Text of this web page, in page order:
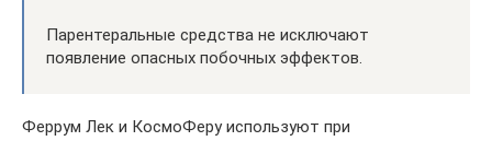
Парентеральные средства не исключают
появление опасных побочных эффектов.
Феррум Лек и КосмоФеру используют при